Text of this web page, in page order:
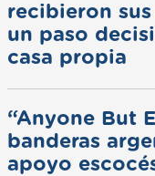
recibieron
un paso
casa propia
“Anyone But
banderas
apoyo